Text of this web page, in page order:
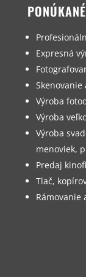
Expresná
Výroba
Výroba
Výroba
menoviek,
Predaj
Tlač,
Rámovanie